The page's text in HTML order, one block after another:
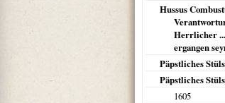
Hussus
Herrlicher ...
ergangen
Päpstliches
Päpstliches
1605